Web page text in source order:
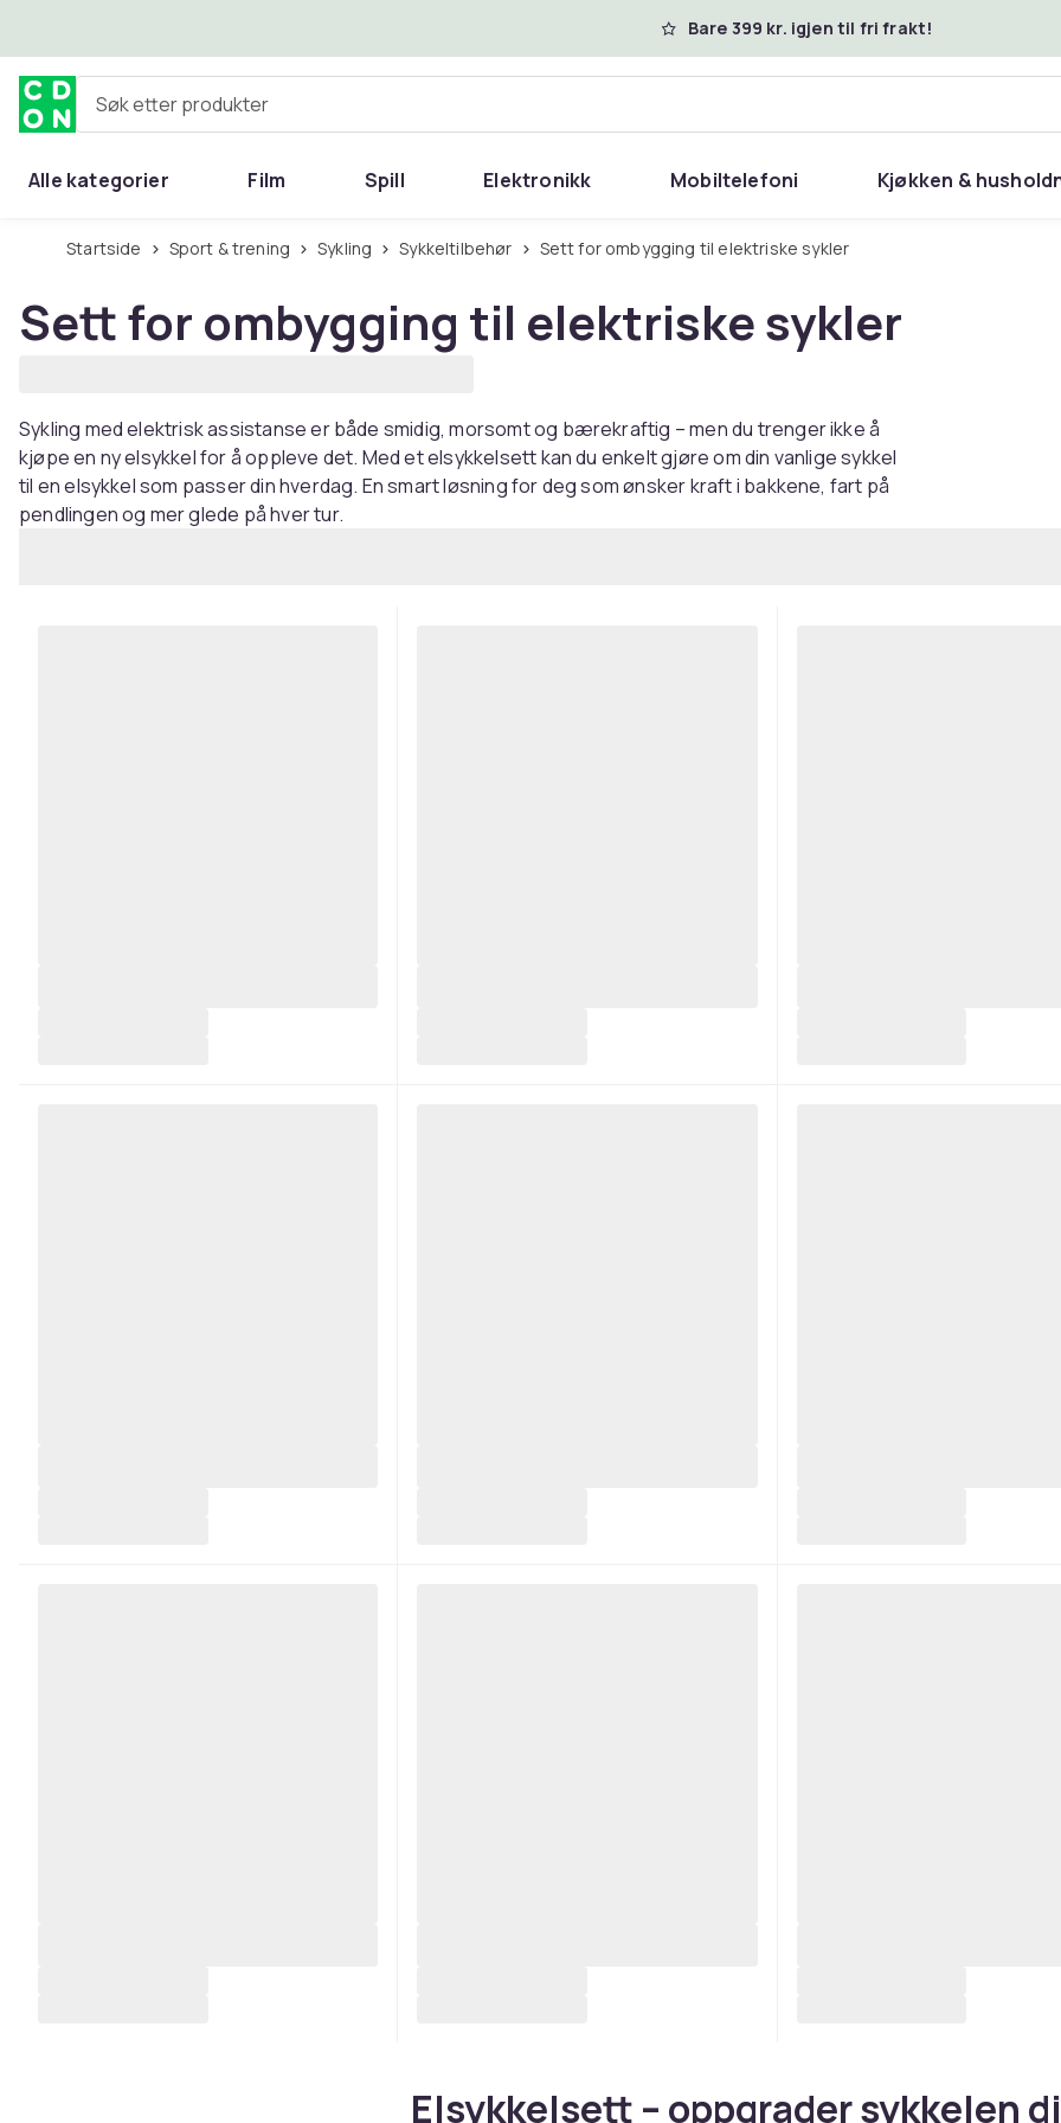
Bare 399 kr. igjen til fri frakt!
Søk etter produkter
Alle kategorier Film Spill Elektronikk Mobiltelefoni Kjøkken &
Startside Sport & trening Sykling Sykkeltilbehør Sett for ombygging til elektriske sykler
Sett for ombygging til elektriske sykler
Sykling med elektrisk assistanse er både smidig, morsomt og bærekraftig – men du trenger ikke å
kjøpe en ny elsykkel for å oppleve det. Med et elsykkelsett kan du enkelt gjøre om din vanlige sykkel
til en elsykkel som passer din hverdag. En smart løsning for deg som ønsker kraft i bakkene, fart på
pendlingen og mer glede på hver tur.
Elsykkelsett – oppgrader sykkelen